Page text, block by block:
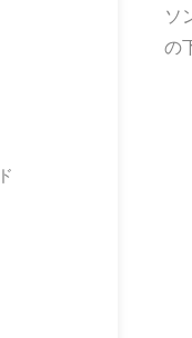
ソ
の